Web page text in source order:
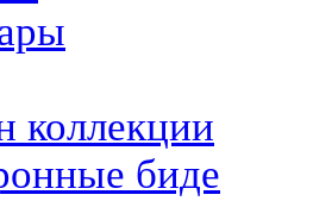
коллекции
биде